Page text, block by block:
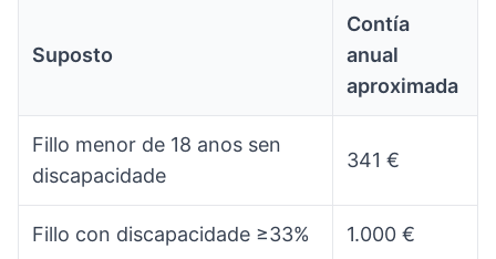
Suposto
Contía
anual
aproximada
Fillo menor de 18 anos sen
discapacidade
341 €
Fillo con discapacidade ≥33% 1.000 €